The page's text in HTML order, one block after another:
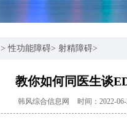
>性功能障碍> 射精障碍>
教你如何同医生谈
韩风综合信息网 时间：2022-